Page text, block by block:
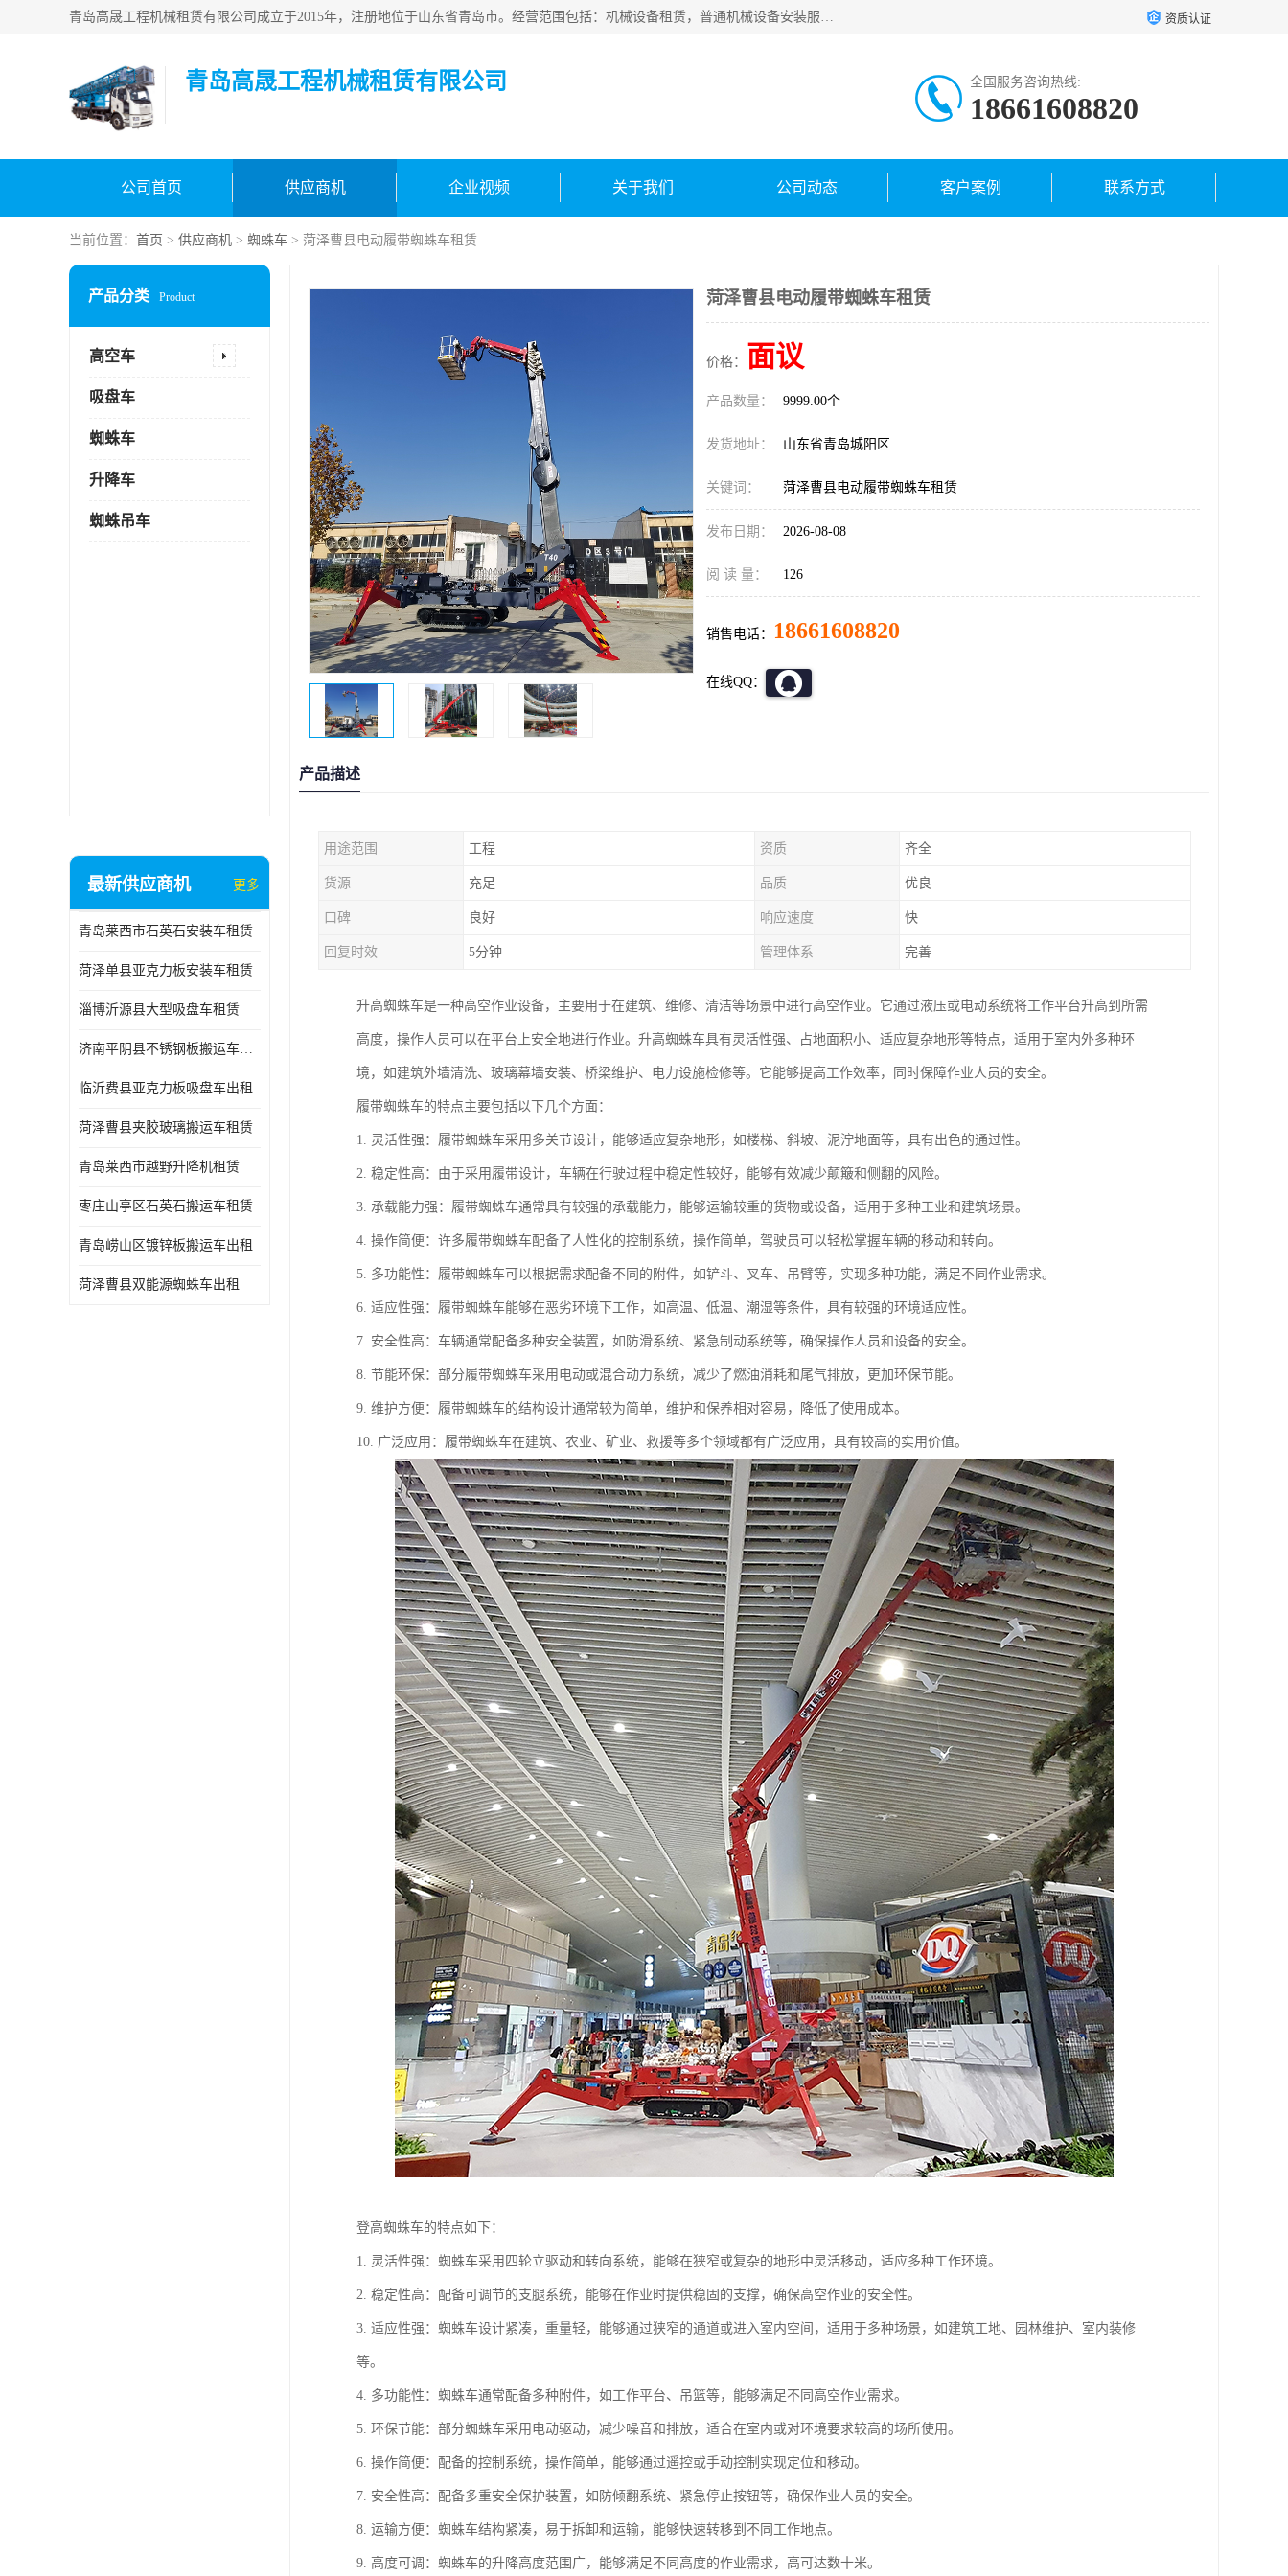
青岛高晟工程机械租赁有限公司成立于2015年，注册地位于山东省青岛市。经营范围包括：机械设备租赁，普通机械设备安装服务，电子、机械设备维护，专用设备修理，通用设备修理，机械设备销售，环境保护专用设备销售，建筑材料销售，专业保洁、清洗、消毒服务，劳动保护用品销售，信息技术咨询服务，汽车拖车、求援、清障服务，物业管理；工程管理服务，货物进出口，技术进出口，汽车销售，新能源汽车整车销售等。 资质认证
青岛高晟工程机械租赁有限公司 全国服务咨询热线:
18661608820
公司首页 供应商机 企业视频 关于我们 公司动态 客户案例 联系方式
当前位置： 首页 > 供应商机 > 蜘蛛车 > 菏泽曹县电动履带蜘蛛车租赁
产品分类 Product
高空车
吸盘车
蜘蛛车
升降车
蜘蛛吊车
最新供应商机 更多
青岛莱西市石英石安装车租赁
菏泽单县亚克力板安装车租赁
淄博沂源县大型吸盘车租赁
济南平阴县不锈钢板搬运车出租
临沂费县亚克力板吸盘车出租
菏泽曹县夹胶玻璃搬运车租赁
青岛莱西市越野升降机租赁
枣庄山亭区石英石搬运车租赁
青岛崂山区镀锌板搬运车出租
菏泽曹县双能源蜘蛛车出租
菏泽曹县电动履带蜘蛛车租赁
价格： 面议
产品数量： 9999.00个
发货地址： 山东省青岛城阳区
关键词： 菏泽曹县电动履带蜘蛛车租赁
发布日期： 2026-08-08
阅 读 量： 126
销售电话： 18661608820
在线QQ：
产品描述
用途范围 工程 资质 齐全
货源 充足 品质 优良
口碑 良好 响应速度 快
回复时效 5分钟 管理体系 完善
升高蜘蛛车是一种高空作业设备，主要用于在建筑、维修、清洁等场景中进行高空作业。它通过液压或电动系统将工作平台升高到所需
高度，操作人员可以在平台上安全地进行作业。升高蜘蛛车具有灵活性强、占地面积小、适应复杂地形等特点，适用于室内外多种环
境，如建筑外墙清洗、玻璃幕墙安装、桥梁维护、电力设施检修等。它能够提高工作效率，同时保障作业人员的安全。
履带蜘蛛车的特点主要包括以下几个方面：
1. 灵活性强：履带蜘蛛车采用多关节设计，能够适应复杂地形，如楼梯、斜坡、泥泞地面等，具有出色的通过性。
2. 稳定性高：由于采用履带设计，车辆在行驶过程中稳定性较好，能够有效减少颠簸和侧翻的风险。
3. 承载能力强：履带蜘蛛车通常具有较强的承载能力，能够运输较重的货物或设备，适用于多种工业和建筑场景。
4. 操作简便：许多履带蜘蛛车配备了人性化的控制系统，操作简单，驾驶员可以轻松掌握车辆的移动和转向。
5. 多功能性：履带蜘蛛车可以根据需求配备不同的附件，如铲斗、叉车、吊臂等，实现多种功能，满足不同作业需求。
6. 适应性强：履带蜘蛛车能够在恶劣环境下工作，如高温、低温、潮湿等条件，具有较强的环境适应性。
7. 安全性高：车辆通常配备多种安全装置，如防滑系统、紧急制动系统等，确保操作人员和设备的安全。
8. 节能环保：部分履带蜘蛛车采用电动或混合动力系统，减少了燃油消耗和尾气排放，更加环保节能。
9. 维护方便：履带蜘蛛车的结构设计通常较为简单，维护和保养相对容易，降低了使用成本。
10. 广泛应用：履带蜘蛛车在建筑、农业、矿业、救援等多个领域都有广泛应用，具有较高的实用价值。
登高蜘蛛车的特点如下：
1. 灵活性强：蜘蛛车采用四轮立驱动和转向系统，能够在狭窄或复杂的地形中灵活移动，适应多种工作环境。
2. 稳定性高：配备可调节的支腿系统，能够在作业时提供稳固的支撑，确保高空作业的安全性。
3. 适应性强：蜘蛛车设计紧凑，重量轻，能够通过狭窄的通道或进入室内空间，适用于多种场景，如建筑工地、园林维护、室内装修
等。
4. 多功能性：蜘蛛车通常配备多种附件，如工作平台、吊篮等，能够满足不同高空作业需求。
5. 环保节能：部分蜘蛛车采用电动驱动，减少噪音和排放，适合在室内或对环境要求较高的场所使用。
6. 操作简便：配备的控制系统，操作简单，能够通过遥控或手动控制实现定位和移动。
7. 安全性高：配备多重安全保护装置，如防倾翻系统、紧急停止按钮等，确保作业人员的安全。
8. 运输方便：蜘蛛车结构紧凑，易于拆卸和运输，能够快速转移到不同工作地点。
9. 高度可调：蜘蛛车的升降高度范围广，能够满足不同高度的作业需求，高可达数十米。